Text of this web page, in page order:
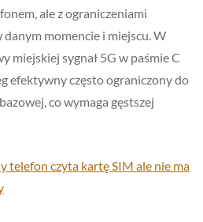
ale z ograniczeniami
momencie i miejscu. W
miejskiej sygnał 5G w paśmie C
efektywny często ograniczony do
co wymaga gęstszej
telefon czyta kartę SIM ale nie ma